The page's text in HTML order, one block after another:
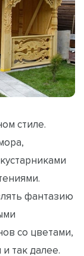
стиле.
фантазию
со цветами,
так далее.